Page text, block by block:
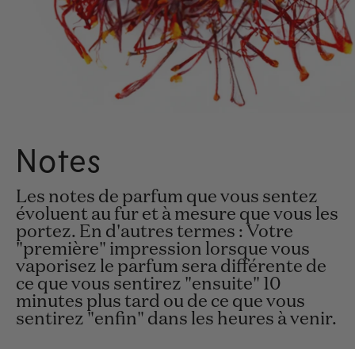
Notes
Les notes de parfum que vous sentez
évoluent au fur et à mesure que vous les
portez. En d'autres termes : Votre
"première" impression lorsque vous
vaporisez le parfum sera différente de
ce que vous sentirez "ensuite" 10
minutes plus tard ou de ce que vous
sentirez "enfin" dans les heures à venir.